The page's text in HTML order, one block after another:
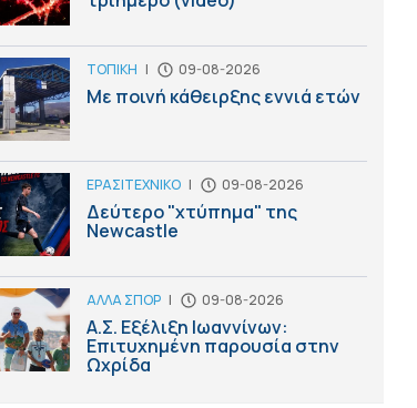
ΤΟΠΙΚΗ | 09-08-2026
Με ποινή κάθειρξης εννιά ετών
ΕΡΑΣΙΤΕΧΝΙΚΟ | 09-08-2026
Δεύτερο "χτύπημα" της
Newcastle
ΑΛΛΑ ΣΠΟΡ | 09-08-2026
Α.Σ. Εξέλιξη Ιωαννίνων:
Επιτυχημένη παρουσία στην
Ωχρίδα